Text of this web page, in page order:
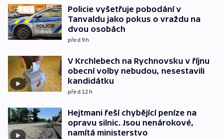
Policie vyšetřuje pobodání v
Tanvaldu jako pokus o vraždu na
dvou osobách
před 9h
V Krchlebech na Rychnovsku v říjnu
obecní volby nebudou, nesestavili
kandidátku
před 12 h
Hejtmani řeší chybějící peníze na
opravu silnic. Jsou nenárokové,
namítá ministerstvo